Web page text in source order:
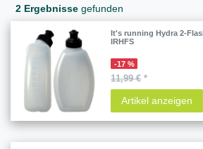
2 Ergebnisse gefunden
It's running Hydra 2-
IRHFS
-17 %
11,99 €*
Artikel anzeigen